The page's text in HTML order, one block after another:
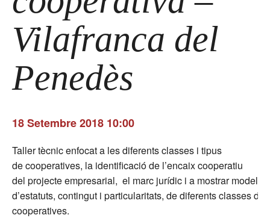
Vilafranca del
Penedès
18 Setembre 2018 10:00
Taller tècnic enfocat a les diferents classes i tipus
de cooperatives, la identificació de l’encaix cooperatiu
del projecte empresarial, el marc jurídic i a mostrar models
d’estatuts, contingut i particularitats, de diferents classes de
cooperatives.